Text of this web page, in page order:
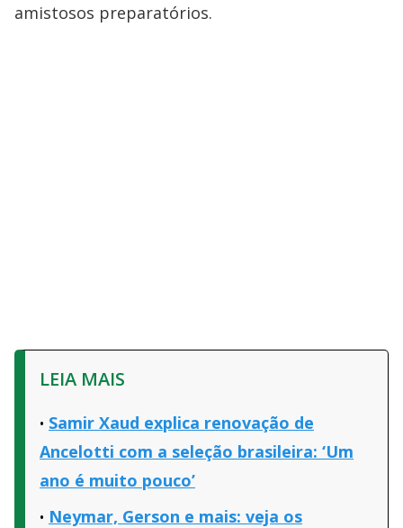
amistosos preparatórios.
LEIA MAIS
Samir Xaud explica renovação de
Ancelotti com a seleção brasileira: ‘Um
ano é muito pouco’
Neymar, Gerson e mais: veja os